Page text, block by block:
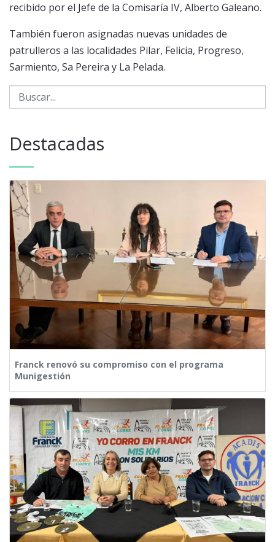
recibido por el Jefe de la Comisaría IV, Alberto Galeano.
También fueron asignadas nuevas unidades de
patrulleros a las localidades Pilar, Felicia, Progreso,
Sarmiento, Sa Pereira y La Pelada.
Destacadas
Franck renovó su compromiso con el programa
Munigestión